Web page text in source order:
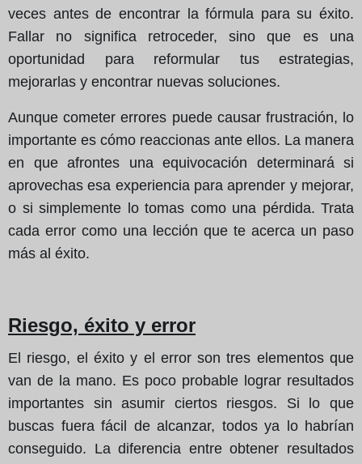
veces antes de encontrar la fórmula para su éxito.
Fallar no significa retroceder, sino que es una
oportunidad para reformular tus estrategias,
mejorarlas y encontrar nuevas soluciones.
Aunque cometer errores puede causar frustración, lo
importante es cómo reaccionas ante ellos. La manera
en que afrontes una equivocación determinará si
aprovechas esa experiencia para aprender y mejorar,
o si simplemente lo tomas como una pérdida. Trata
cada error como una lección que te acerca un paso
más al éxito.
Riesgo, éxito y error
El riesgo, el éxito y el error son tres elementos que
van de la mano. Es poco probable lograr resultados
importantes sin asumir ciertos riesgos. Si lo que
buscas fuera fácil de alcanzar, todos ya lo habrían
conseguido. La diferencia entre obtener resultados